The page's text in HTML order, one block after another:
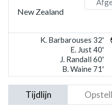
New Zealand
K. Barbarouses 32'
E. Just 40'
J. Randall 60'
B. Waine 71'
Tijdlijn